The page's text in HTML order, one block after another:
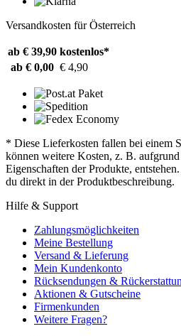
Versandkosten für Österreich
ab € 39,90 kostenlos*
ab € 0,00 € 4,90
* Diese Lieferkosten fallen bei einem
können weitere Kosten, z. B.
Eigenschaften der Produkte,
du direkt in der Produktbeschreibung.
Hilfe & Support
Zahlungsmöglichkeiten
Meine Bestellung
Versand & Lieferung
Mein Kundenkonto
Rücksendungen &
Aktionen & Gutscheine
Firmenkunden
Weitere Fragen?